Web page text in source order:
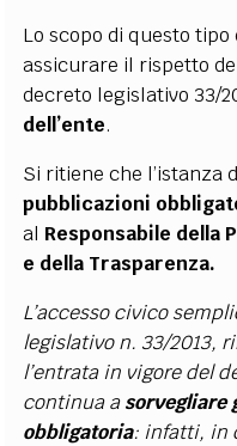
Lo scopo di questo tipo
assicurare il rispetto
decreto legislativo 33/
dell’ente.
Si ritiene che l’istanza
pubblicazioni
al Responsabile della
e della Trasparenza.
L’accesso civico
legislativo n. 33/2013,
l’entrata in vigore del
continua asorvegliare
obbligatoria: infatti, in